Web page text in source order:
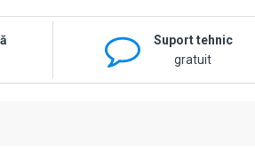
Suport tehnic
gratuit